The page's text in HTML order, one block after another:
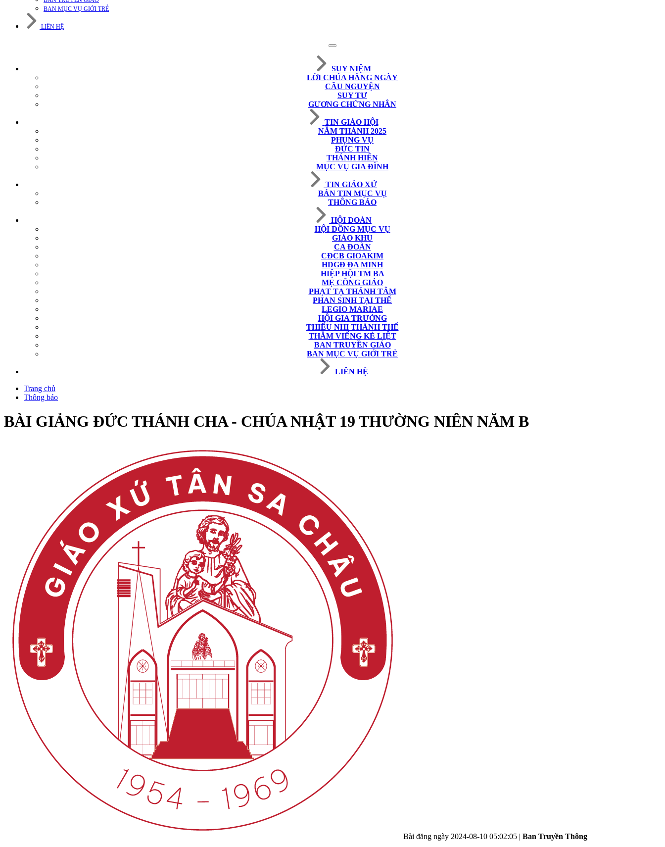
BAN MỤC VỤ GIỚI TRẺ
LIÊN HỆ
SUY NIỆM
LỜI CHÚA HẰNG NGÀY
CẦU NGUYỆN
SUY TƯ
GƯƠNG CHỨNG NHÂN
TIN GIÁO HỘI
NĂM THÁNH 2025
PHỤNG VỤ
ĐỨC TIN
THÁNH HIẾN
MỤC VỤ GIA ĐÌNH
TIN GIÁO XỨ
BẢN TIN MỤC VỤ
THÔNG BÁO
HỘI ĐOÀN
HỘI ĐỒNG MỤC VỤ
GIÁO KHU
CA ĐOÀN
CĐCB GIOAKIM
HDGĐ ĐA MINH
HIỆP HỘI TM BA
MẸ CÔNG GIÁO
PHẠT TẠ THÁNH TÂM
PHAN SINH TẠI THẾ
LEGIO MARIAE
HỘI GIA TRƯỞNG
THIẾU NHI THÁNH THỂ
THĂM VIẾNG KẺ LIỆT
BAN TRUYỀN GIÁO
BAN MỤC VỤ GIỚI TRẺ
LIÊN HỆ
Trang chủ
Thông báo
BÀI GIẢNG ĐỨC THÁNH CHA - CHÚA NHẬT 19 THƯỜNG NIÊN NĂM B
Bài đăng ngày 2024-08-10 05:02:05 | Ban Truyền Thông